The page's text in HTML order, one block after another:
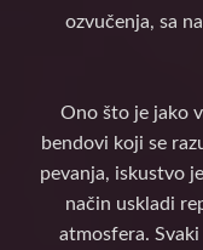
ozvučenja, sa
Ono što je jako
bendovi koji se
pevanja, iskustvo
način uskladi
atmosfera.